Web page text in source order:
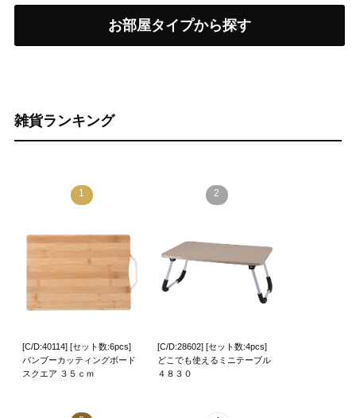
お部屋タイプから探す
雑貨ランキング
1
[C/D:40114] [セット数:6pcs]
バンブーカッティングボード
スクエア ３５ｃｍ
2
[C/D:28602] [セット数:4pcs]
どこでも使えるミニテーブル
４８３０